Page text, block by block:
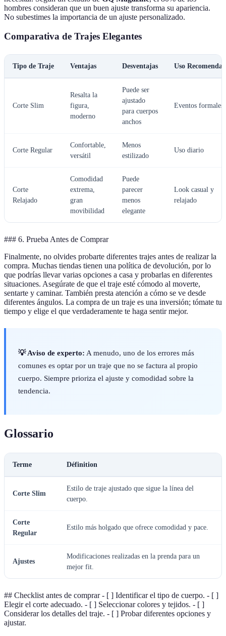
hombres consideran que un buen ajuste transforma su apariencia.
No subestimes la importancia de un ajuste personalizado.
Comparativa de Trajes Elegantes
Tipo de Traje Ventajas Desventajas Uso
Corte Slim
Resalta la
figura,
moderno
Puede ser
ajustado
para cuerpos
anchos
Eventos formales
Corte Regular
Confortable,
versátil
Menos
estilizado
Uso diario
Corte
Relajado
Comodidad
extrema,
gran
movibilidad
Puede
parecer
menos
elegante
Look casual y
relajado
### 6. Prueba Antes de Comprar
Finalmente, no olvides probarte diferentes trajes antes de realizar la
compra. Muchas tiendas tienen una política de devolución, por lo
que podrías llevar varias opciones a casa y probarlas en diferentes
situaciones. Asegúrate de que el traje esté cómodo al moverte,
sentarte y caminar. También presta atención a cómo se ve desde
diferentes ángulos. La compra de un traje es una inversión; tómate tu
tiempo y elige el que verdaderamente te haga sentir mejor.
💡 Aviso de experto: A menudo, uno de los errores más
comunes es optar por un traje que no se factura al propio
cuerpo. Siempre prioriza el ajuste y comodidad sobre la
tendencia.
Glossario
Terme Définition
Corte Slim
Estilo de traje ajustado que sigue la línea del
cuerpo.
Corte
Regular
Estilo más holgado que ofrece comodidad y pace.
Ajustes
Modificaciones realizadas en la prenda para un
mejor fit.
## Checklist antes de comprar - [ ] Identificar el tipo de cuerpo. - [ ]
Elegir el corte adecuado. - [ ] Seleccionar colores y tejidos. - [ ]
Considerar los detalles del traje. - [ ] Probar diferentes opciones y
ajustar.